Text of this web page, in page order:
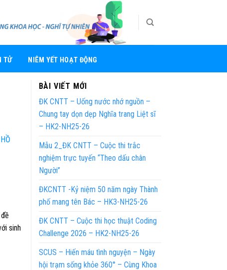
TỬ NIÊM YẾT HOẠT ĐỘNG
sinh
BÀI VIẾT MỚI
ĐK CNTT – Uống nước nhớ nguồn –
Chung tay dọn dẹp Nghĩa trang Liệt sĩ
– HK2-NH25-26
Mẫu 2_ĐK CNTT – Cuộc thi trắc
nghiệm trực tuyến “Theo dấu chân
Người”
ĐKCNTT -Kỷ niệm 50 năm ngày Thành
phố mang tên Bác – HK3-NH25-26
ĐK CNTT – Cuộc thi học thuật Coding
Challenge 2026 – HK2-NH25-26
SCUS – Hiến máu tình nguyện – Ngày
hội trạm sống khỏe 360° – Cùng Khoa